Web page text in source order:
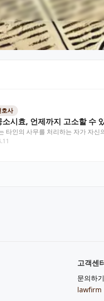
호사
소시효, 언제까지 고소할 수
타인의 사무를 처리하는 자가 자신
준으로 계…
고객센
문의하기
lawfirm